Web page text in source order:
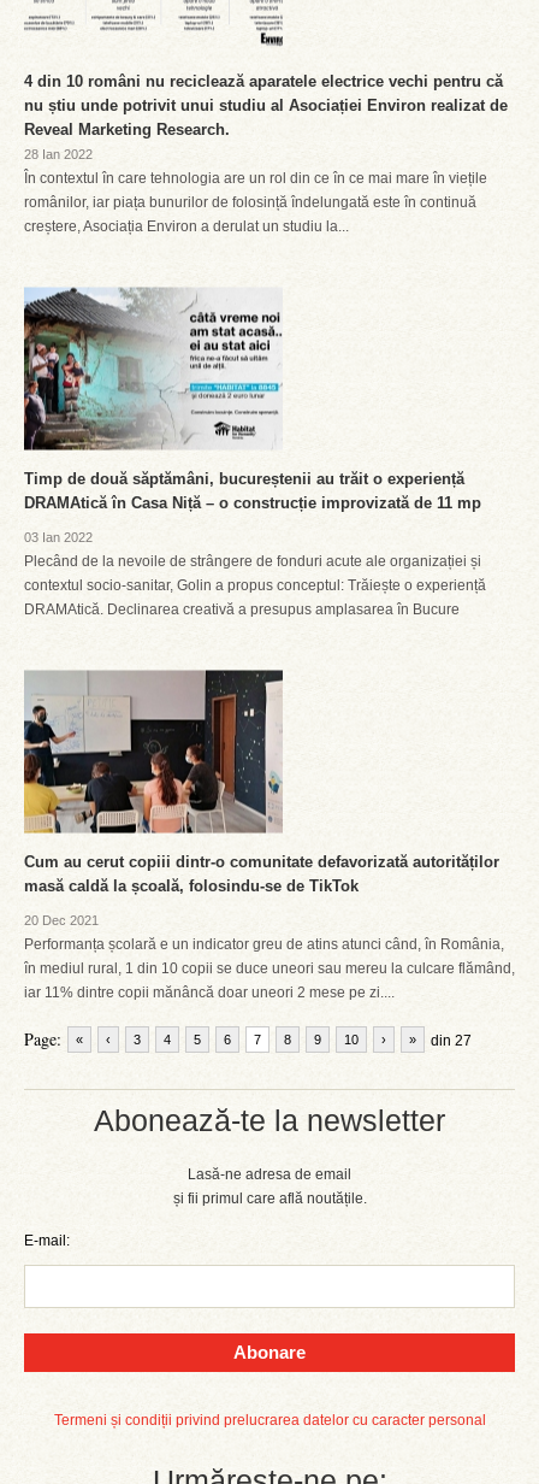
Abonează-te la newsletter
Lasă-ne adresa de email
și fii primul care află noutățile.
E-mail:
Abonare
Termeni și condiții privind prelucrarea datelor cu caracter personal
4 din 10 români nu reciclează aparatele electrice vechi pentru că
nu știu unde potrivit unui studiu al Asociației Environ realizat de
Reveal Marketing Research.
28 Ian 2022
În contextul în care tehnologia are un rol din ce în ce mai mare în viețile
românilor, iar piața bunurilor de folosință îndelungată este în continuă
creștere, Asociația Environ a derulat un studiu la...
Timp de două săptămâni, bucureștenii au trăit o experiență
DRAMAtică în Casa Niță – o construcție improvizată de 11 mp
03 Ian 2022
Plecând de la nevoile de strângere de fonduri acute ale organizației și
contextul socio-sanitar, Golin a propus conceptul: Trăiește o experiență
DRAMAtică. Declinarea creativă a presupus amplasarea în Bucure
Cum au cerut copiii dintr-o comunitate defavorizată autorităților
masă caldă la școală, folosindu-se de TikTok
20 Dec 2021
Performanța școlară e un indicator greu de atins atunci când, în România,
în mediul rural, 1 din 10 copii se duce uneori sau mereu la culcare flămând,
iar 11% dintre copii mănâncă doar uneori 2 mese pe zi....
Page: « ‹ 3 4 5 6 7 8 9 10 din 27
› »